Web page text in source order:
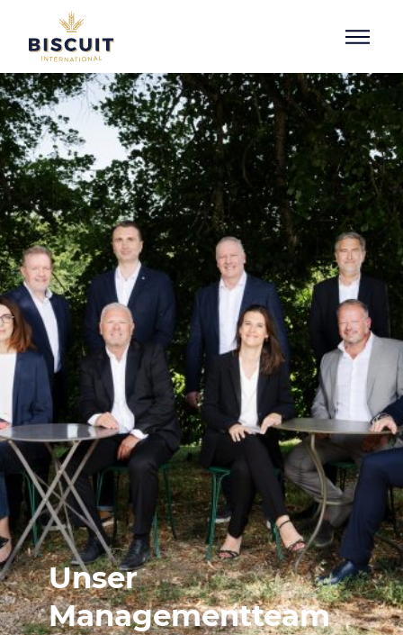
Aller au contenu
Unser
Managementteam